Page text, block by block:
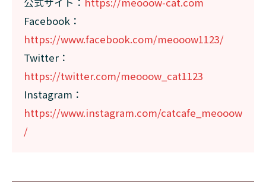
Facebook：
https://www.facebook.com/meooow1123/
Twitter：
https://twitter.com/meooow_cat1123
Instagram：
https://www.instagram.com/catcafe_meooow
/